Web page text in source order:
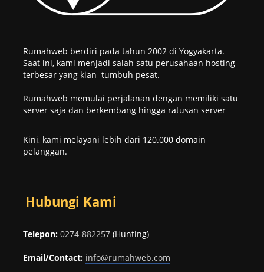
Rumahweb berdiri pada tahun 2002 di Yogyakarta.
Saat ini, kami menjadi salah satu perusahaan hosting
terbesar yang kian tumbuh pesat.
Rumahweb memulai perjalanan dengan memiliki satu
server saja dan berkembang hingga ratusan server
Kini, kami melayani lebih dari 120.000 domain
pelanggan.
Hubungi Kami
Telepon: 0274-882257 (Hunting)
Email/Contact: info@rumahweb.com